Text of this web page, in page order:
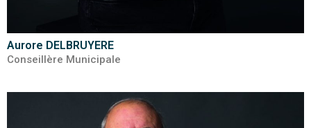
Aurore DELBRUYERE
Conseillère Municipale